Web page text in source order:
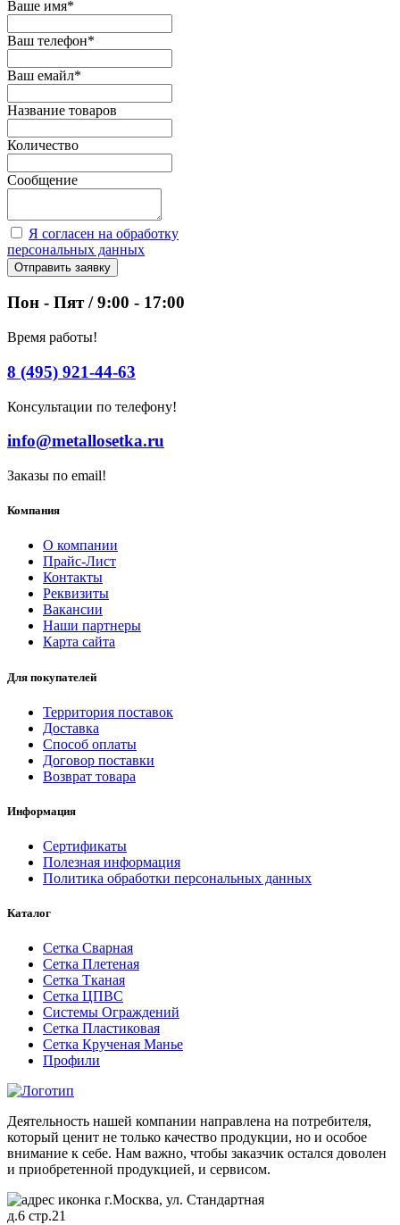
Ваше имя*
Ваш телефон*
Ваш емайл*
Название товаров
Количество
Сообщение
Я согласен на обработку
персональных данных
Отправить заявку
Пон - Пят / 9:00 - 17:00
Время работы!
8 (495) 921-44-63
Консультации по телефону!
info@metallosetka.ru
Заказы по email!
Компания
О компании
Прайс-Лист
Контакты
Реквизиты
Вакансии
Наши партнеры
Карта сайта
Для покупателей
Территория поставок
Доставка
Способ оплаты
Договор поставки
Возврат товара
Информация
Сертификаты
Полезная информация
Политика обработки персональных данных
Каталог
Сетка Сварная
Сетка Плетеная
Сетка Тканая
Сетка ЦПВС
Системы Ограждений
Сетка Пластиковая
Сетка Крученая Манье
Профили
Деятельность нашей компании направлена на потребителя,
который ценит не только качество продукции, но и особое
внимание к себе. Нам важно, чтобы заказчик остался доволен
и приобретенной продукцией, и сервисом.
г.Москва, ул. Стандартная
д.6 стр.21